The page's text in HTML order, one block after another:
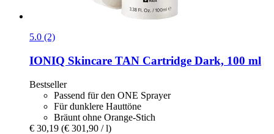
5.0 (2)
IONIQ Skincare TAN Cartridge Dark, 100 ml
Bestseller
Passend für den ONE Sprayer
Für dunklere Hauttöne
Bräunt ohne Orange-Stich
€ 30,19 (€ 301,90 / l)